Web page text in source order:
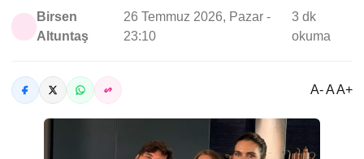
Birsen
Altuntaş
26 Temmuz 2026, Pazar -
23:10
3 dk
okuma
A- A A+